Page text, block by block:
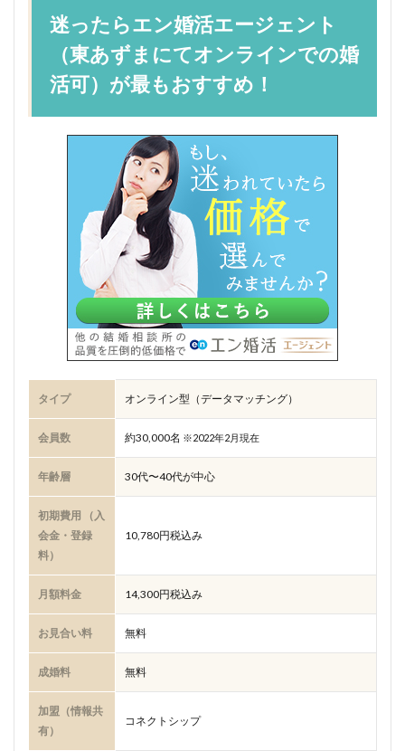
迷ったらエン婚活エージェント
（東あずまにてオンラインでの婚
活可）が最もおすすめ！
タイプ オンライン型（データマッチング）
会員数 約30,000名 ※2022年2月現在
年齢層 30代〜40代が中心
初期費用 （入
会金・登録
料）
10,780円税込み
月額料金 14,300円税込み
お見合い料 無料
成婚料 無料
加盟（情報共
有）
コネクトシップ